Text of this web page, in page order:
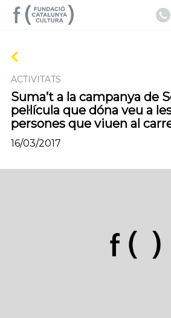
ACTIVITATS
Suma’t a la campanya de
pel·lícula que dóna veu a
persones que viuen al
16/03/2017